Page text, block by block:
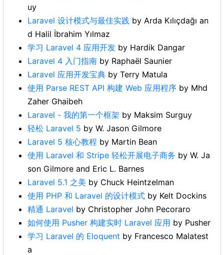
uy
Laravel 设计模式与最佳实践 by Arda Kılıçdağı an
d Halil İbrahim Yılmaz
学习 Laravel 4 应用开发 by Hardik Dangar
Laravel 4 入门指南 by Raphaël Saunier
Laravel 应用开发宝典 by Terry Matula
使用 Parse REST API 构建 Web 应用程序 by Mhd
Zaher Ghaibeh
Laravel - 我的第一个框架 by Maksim Surguy
轻松 Laravel 5 by W. Jason Gilmore
Laravel 5 核心教程 by Martin Bean
使用 Laravel 和 Stripe 轻松开展电子商务 by W. Ja
son Gilmore and Eric L. Barnes
Laravel 5.1 之美 by Chuck Heintzelman
使用 PHP 和 Laravel 的设计模式 by Kelt Dockins
精通 Laravel by Christopher John Pecoraro
如何使用 Pusher 构建实时 Laravel 应用 by Pusher
学习 Laravel 的 Eloquent by Francesco Malatest
a